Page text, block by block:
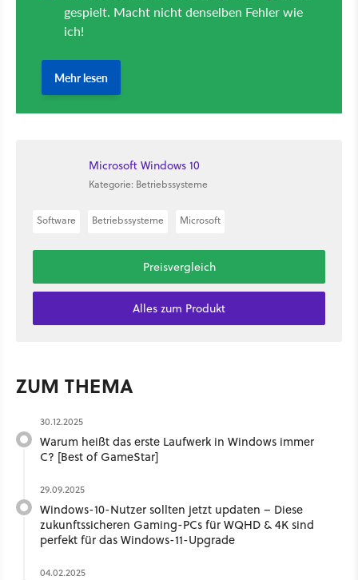
Microsoft Windows 10
Kategorie: Betriebssysteme
Software Betriebssysteme Microsoft
Preisvergleich
Alles zum Produkt
ZUM THEMA
30.12.2025
Warum heißt das erste Laufwerk in Windows immer
C? [Best of GameStar]
29.09.2025
Windows-10-Nutzer sollten jetzt updaten – Diese
zukunftssicheren Gaming-PCs für WQHD & 4K sind
perfekt für das Windows-11-Upgrade
04.02.2025